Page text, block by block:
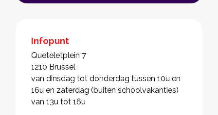
Infopunt
Queteletplein 7
1210 Brussel
van dinsdag tot donderdag tussen 10u en
16u en zaterdag (buiten schoolvakanties)
van 13u tot 16u